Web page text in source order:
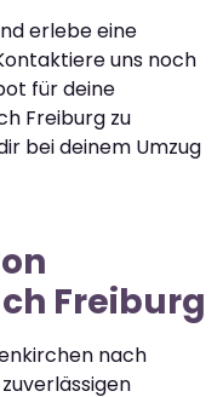
erlebe eine
uns noch
für deine
Freiburg zu
bei deinem Umzug
Freiburg
nach